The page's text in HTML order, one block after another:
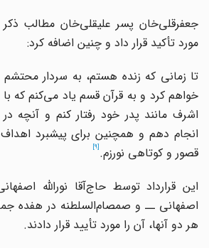
جعفرقلیخان پسر علیقلیخان مطالب ذکر
مورد تأکید قرار داد و چنین اضافه کرد:
تا زمانی که زنده هستم، به سردار
خواهم کرد و به قرآن قسم یاد میکنم که با
اشرف مانند پدر خود رفتار کنم و آنچه در
انجام دهم و همچنین برای پیشبرد
قصور و کوتاهی نورزم.
این قرارداد توسط حاجآقا نورالله
اصفهانی ــ و صمصامالسلطنه در هفده
هر دو آنها، آن را مورد تأیید قرار دادند.